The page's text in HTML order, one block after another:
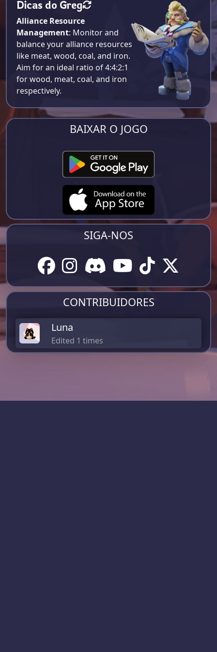
Dicas do Greg
Alliance Resource
Management: Monitor and
balance your alliance resources
like meat, wood, coal, and iron.
Aim for an ideal ratio of 4:4:2:1
for wood, meat, coal, and iron
respectively​.
BAIXAR O JOGO
SIGA-NOS
CONTRIBUIDORES
Luna
Edited 1 times